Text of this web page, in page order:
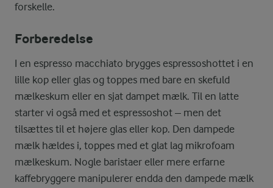
forskelle.
Forberedelse
I en espresso macchiato brygges espressoshottet i en
lille kop eller glas og toppes med bare en skefuld
mælkeskum eller en sjat dampet mælk. Til en latte
starter vi også med et espressoshot – men det
tilsættes til et højere glas eller kop. Den dampede
mælk hældes i, toppes med et glat lag mikrofoam
mælkeskum. Nogle baristaer eller mere erfarne
kaffebryggere manipulerer endda den dampede mælk